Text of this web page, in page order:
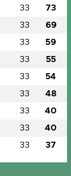
33 73
33 69
33 59
33 55
33 54
33 48
33 40
33 40
33 37